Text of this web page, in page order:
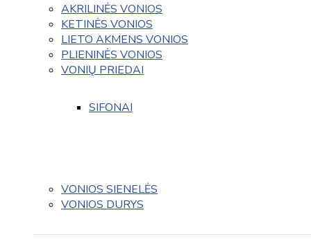
AKRILINĖS VONIOS
KETINĖS VONIOS
LIETO AKMENS VONIOS
PLIENINĖS VONIOS
VONIŲ PRIEDAI
SIFONAI
VONIOS SIENELĖS
VONIOS DURYS